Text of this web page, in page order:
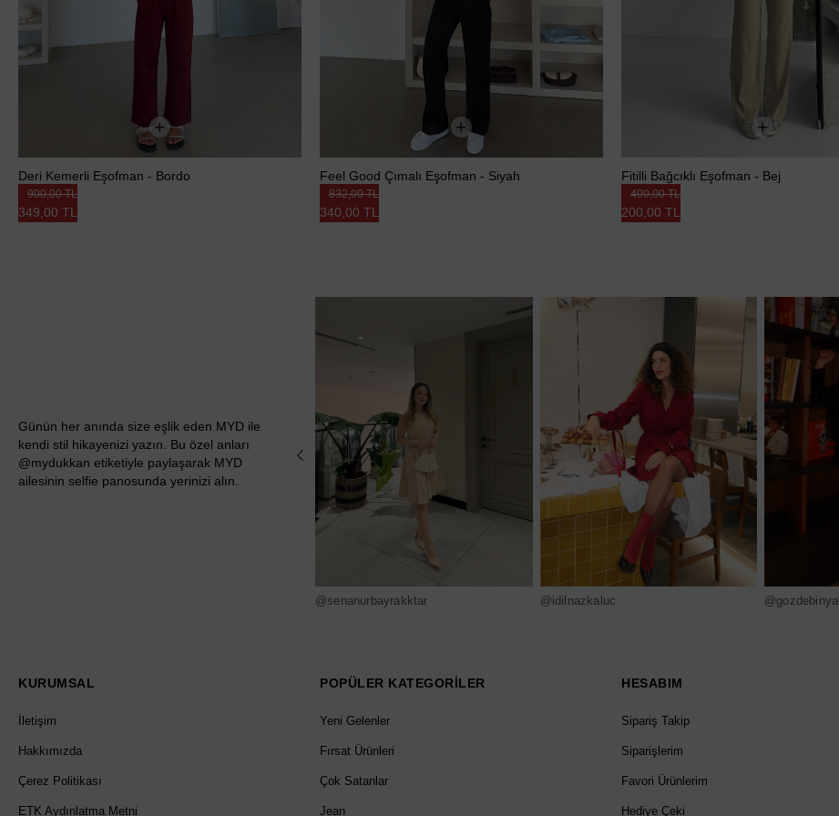
Deri Kemerli Eşofman - Bordo
349,00 TL
900,00 TL
Feel Good Çımalı Eşofman - Siyah
340,00 TL
832,00 TL
Fitilli Bağcıklı Eşofman - Bej
200,00 TL
400,00 TL
Günün her anında size eşlik eden MYD ile
kendi stil hikayenizi yazın. Bu özel anları
@mydukkan etiketiyle paylaşarak MYD
ailesinin selfie panosunda yerinizi alın.
@senanurbayrakktar @idilnazkaluc @gozdebinyal
KURUMSAL
İletişim
Hakkımızda
Çerez Politikası
ETK Aydınlatma Metni
POPÜLER KATEGORİLER
Yeni Gelenler
Fırsat Ürünleri
Çok Satanlar
Jean
HESABIM
Sipariş Takip
Siparişlerim
Favori Ürünlerim
Hediye Çeki